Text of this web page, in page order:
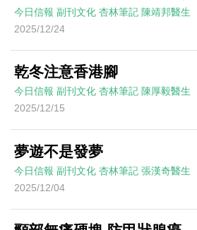
今日信報 副刊文化 杏林筆記 陳靖邦醫生
2025/12/24
乾冬注意香港腳
今日信報 副刊文化 杏林筆記 陳厚毅醫生
2025/12/15
夢遊不是發夢
今日信報 副刊文化 杏林筆記 張漢奇醫生
2025/12/04